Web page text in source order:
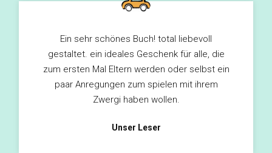
Ein sehr schönes Buch! total liebevoll
gestaltet. ein ideales Geschenk für alle, die
zum ersten Mal Eltern werden oder selbst ein
paar Anregungen zum spielen mit ihrem
Zwergi haben wollen.
Unser Leser